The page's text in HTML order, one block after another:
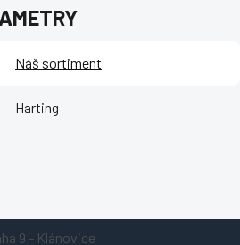
Náš sortiment
Harting
9 - Klánovice